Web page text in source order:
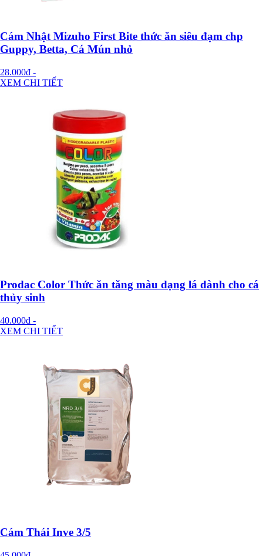
Cám Nhật Mizuho First Bite thức ăn siêu đạm chp
Guppy, Betta, Cá Mún nhỏ
28.000đ -
XEM CHI TIẾT
Prodac Color Thức ăn tăng màu dạng lá dành cho cá
thủy sinh
40.000đ -
XEM CHI TIẾT
Cám Thái Inve 3/5